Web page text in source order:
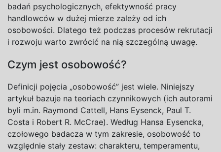
badań psychologicznych, efektywność pracy
handlowców w dużej mierze zależy od ich
osobowości. Dlatego też podczas procesów rekrutacji
i rozwoju warto zwrócić na nią szczególną uwagę.
Czym jest osobowość?
Definicji pojęcia „osobowość” jest wiele. Niniejszy
artykuł bazuje na teoriach czynnikowych (ich autorami
byli m.in. Raymond Cattell, Hans Eysenck, Paul T.
Costa i Robert R. McCrae). Według Hansa Eysencka,
czołowego badacza w tym zakresie, osobowość to
względnie stały zestaw: charakteru, temperamentu,